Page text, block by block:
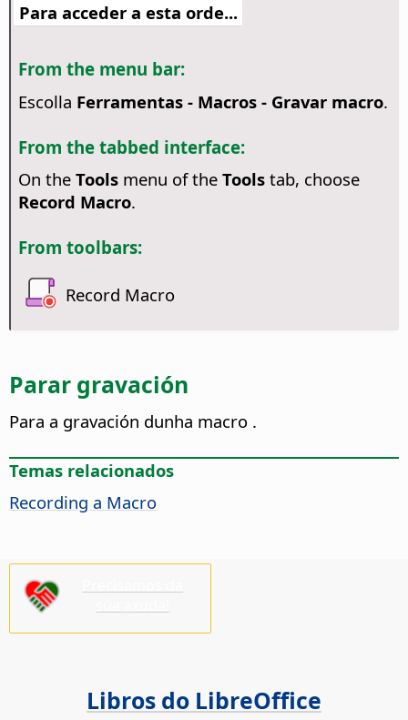
Para acceder a esta orde...
From the menu bar:
Escolla Ferramentas - Macros - Gravar macro.
From the tabbed interface:
On the Toolsmenu of the Toolstab, choose
Record Macro.
From toolbars:
Record Macro
Parar gravación
Para a gravación dunha macro .
Temas relacionados
Recording a Macro
Libros do LibreOffice